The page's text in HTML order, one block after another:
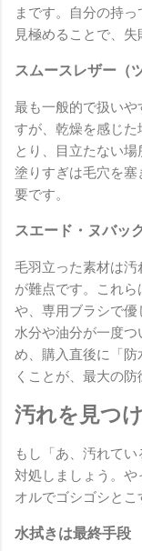
まです。自分の持
見極めることで、失
スムースレザー（
最も一般的で扱い
すが、乾燥を感じ
とり、目立たない場
塗りすぎは毛穴を
要です。
スエード・ヌバッ
毛羽立った素材は
が難点です。これ
や、専用ブラシで優
水分や油分が一度
め、購入直後に「
くことが、最大の防
汚れを見つ
もし「あ、汚れて
対処しましょう。や
オルでゴシゴシとこ
水拭きは最終手段